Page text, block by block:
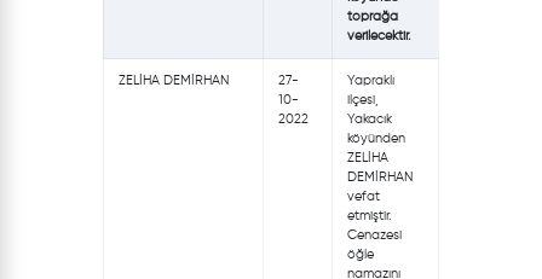
toprağa
verilecektir.
ZELİHA DEMİRHAN
27-
10-
2022
Yapraklı
ilçesi,
Yakacık
köyünden
ZELİHA
DEMİRHAN
vefat
etmiştir.
Cenazesi
öğle
namazını